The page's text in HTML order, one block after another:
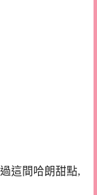
這間哈朗甜點,